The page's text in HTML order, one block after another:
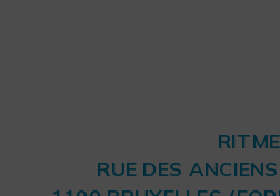
RITME
RUE DES